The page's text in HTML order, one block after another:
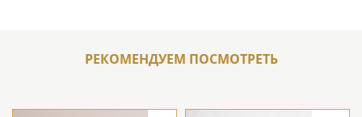
РЕКОМЕНДУЕМ ПОСМОТРЕТЬ